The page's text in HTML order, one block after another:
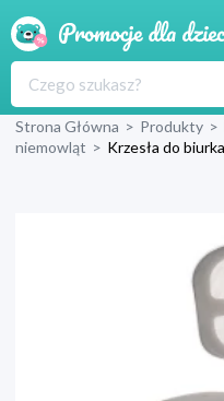
Strona Główna > Produkty >
niemowląt > Krzesła do biurka